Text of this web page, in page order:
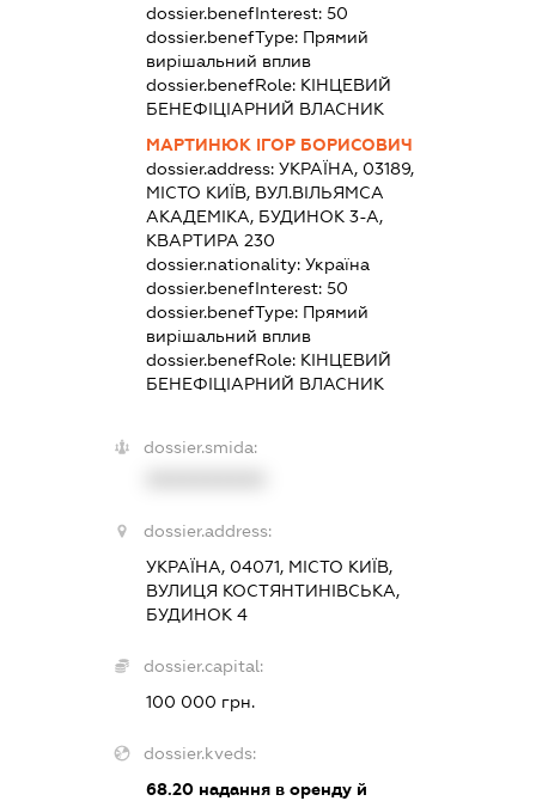
dossier.benefInterest: 50
dossier.benefType: Прямий
вирішальний вплив
dossier.benefRole: КІНЦЕВИЙ
БЕНЕФІЦІАРНИЙ ВЛАСНИК
МАРТИНЮК ІГОР БОРИСОВИЧ
dossier.address: УКРАЇНА, 03189,
МІСТО КИЇВ, ВУЛ.ВІЛЬЯМСА
АКАДЕМІКА, БУДИНОК 3-А,
КВАРТИРА 230
dossier.nationality: Україна
dossier.benefInterest: 50
dossier.benefType: Прямий
вирішальний вплив
dossier.benefRole: КІНЦЕВИЙ
БЕНЕФІЦІАРНИЙ ВЛАСНИК
dossier.smida:
dossier.address:
УКРАЇНА, 04071, МІСТО КИЇВ,
ВУЛИЦЯ КОСТЯНТИНІВСЬКА,
БУДИНОК 4
dossier.capital:
100 000 грн.
dossier.kveds:
68.20надання в оренду й